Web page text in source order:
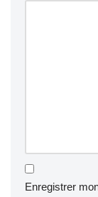
Enregistrer